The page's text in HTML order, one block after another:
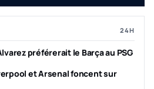
24H
préférerait le Barça au PSG
et Arsenal foncent sur